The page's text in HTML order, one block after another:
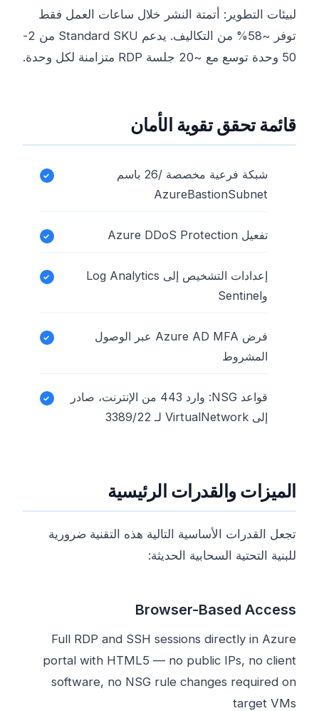
لبيئات التطوير: أتمتة النشر خلال ساعات العمل فقط
توفر ~58% من التكاليف. يدعم Standard SKU من 2-
50 وحدة توسع مع ~20 جلسة RDP متزامنة لكل وحدة.
قائمة تحقق تقوية الأمان
شبكة فرعية مخصصة /26 باسم
AzureBastionSubnet
تفعيل Azure DDoS Protection
إعدادات التشخيص إلى Log Analytics
وSentinel
فرض Azure AD MFA عبر الوصول
المشروط
قواعد NSG: وارد 443 من الإنترنت، صادر
إلى VirtualNetwork لـ 3389/22
الميزات والقدرات الرئيسية
تجعل القدرات الأساسية التالية هذه التقنية ضرورية
للبنية التحتية السحابية الحديثة:
Browser-Based Access
Full RDP and SSH sessions directly in Azure
portal with HTML5 — no public IPs, no client
software, no NSG rule changes required on
target VMs